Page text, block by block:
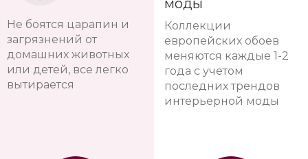
Не боятся царапин и
загрязнений от
домашних животных
или детей, все легко
вытирается
моды
Коллекции
европейских обоев
меняются каждые 1-2
года с учетом
последних трендов
интерьерной моды